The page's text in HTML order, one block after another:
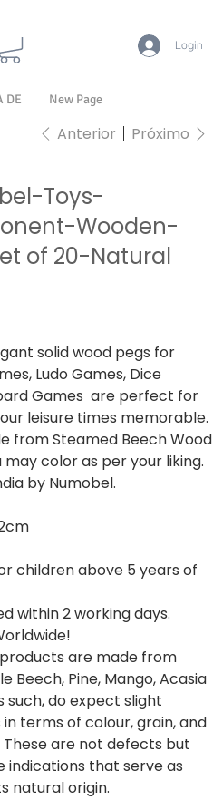
Login
New Page
DE
Anterior Próximo
Toys-
Wooden-
of 20-Natural
solid wood pegs for
Ludo Games, Dice
Games are perfect for
leisure times memorable.
from Steamed Beech Wood
may color as per your liking.
by Numobel.
children above 5 years of
within 2 working days.
are made from
Beech, Pine, Mango, Acasia
such, do expect slight
terms of colour, grain, and
These are not defects but
indications that serve as
natural origin.